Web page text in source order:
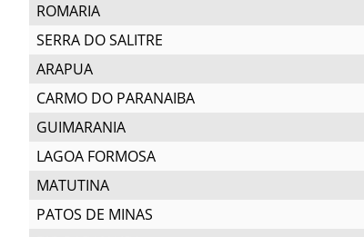
ROMARIA
SERRA DO SALITRE
ARAPUA
CARMO DO PARANAIBA
GUIMARANIA
LAGOA FORMOSA
MATUTINA
PATOS DE MINAS